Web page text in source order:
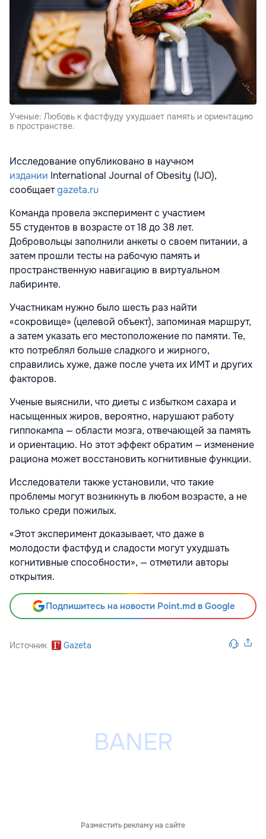
Ученые: Любовь к фастфуду ухудшает память и ориентацию
в пространстве.
Исследование опубликовано в научном
издании International Journal of Obesity (IJO),
сообщаетgazeta.ru
Команда провела эксперимент с участием
55 студентов в возрасте от 18 до 38 лет.
Добровольцы заполнили анкеты о своем питании, а
затем прошли тесты на рабочую память и
пространственную навигацию в виртуальном
лабиринте.
Участникам нужно было шесть раз найти
«сокровище» (целевой объект), запоминая маршрут,
а затем указать его местоположение по памяти. Те,
кто потреблял больше сладкого и жирного,
справились хуже, даже после учета их ИМТ и других
факторов.
Ученые выяснили, что диеты с избытком сахара и
насыщенных жиров, вероятно, нарушают работу
гиппокампа — области мозга, отвечающей за память
и ориентацию. Но этот эффект обратим — изменение
рациона может восстановить когнитивные функции.
Исследователи также установили, что такие
проблемы могут возникнуть в любом возрасте, а не
только среди пожилых.
«Этот эксперимент доказывает, что даже в
молодости фастфуд и сладости могут ухудшать
когнитивные способности», — отметили авторы
открытия.
Подпишитесь на новости Point.md в Google
Источник Gazeta
Разместить рекламу на сайте